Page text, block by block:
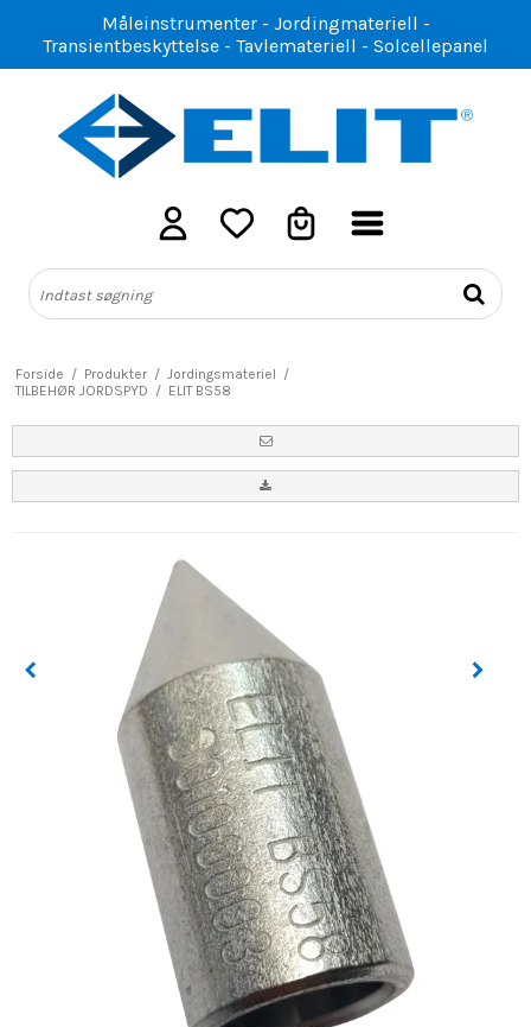
Måleinstrumenter - Jordingmateriell -
Transientbeskyttelse - Tavlemateriell - Solcellepanel
Forside / Produkter / Jordingsmateriel /
TILBEHØR JORDSPYD / ELIT BS58